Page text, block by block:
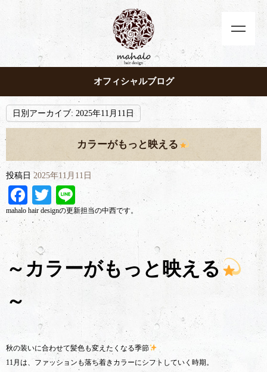
オフィシャルブログ
日別アーカイブ: 2025年11月11日
カラーがもっと映える
投稿日 2025年11月11日
Facebook
Twitter
Line
mahalo hair designの更新担当の中西です。
～カラーがもっと映える
～
秋の装いに合わせて髪色も変えたくなる季節
11月は、ファッションも落ち着きカラーにシフトしていく時期。